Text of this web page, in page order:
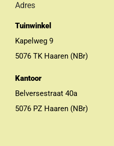
Adres
Tuinwinkel
Kapelweg 9
5076 TK Haaren (NBr)
Kantoor
Belversestraat 40a
5076 PZ Haaren (NBr)